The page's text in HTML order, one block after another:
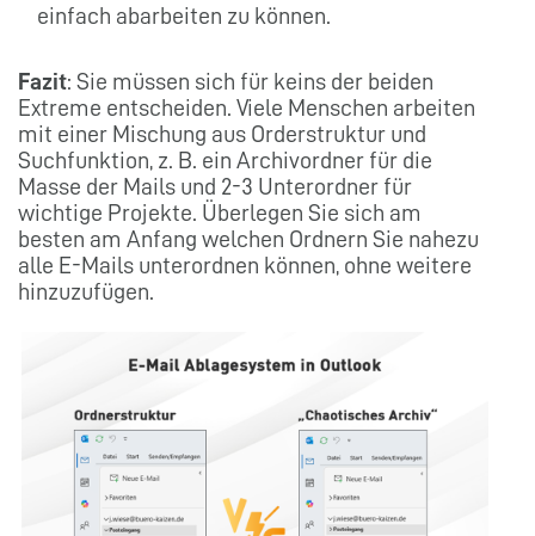
einfach abarbeiten zu können.
Fazit: Sie müssen sich für keins der beiden
Extreme entscheiden. Viele Menschen arbeiten
mit einer Mischung aus Orderstruktur und
Suchfunktion, z. B. ein Archivordner für die
Masse der Mails und 2-3 Unterordner für
wichtige Projekte. Überlegen Sie sich am
besten am Anfang welchen Ordnern Sie nahezu
alle E-Mails unterordnen können, ohne weitere
hinzuzufügen.